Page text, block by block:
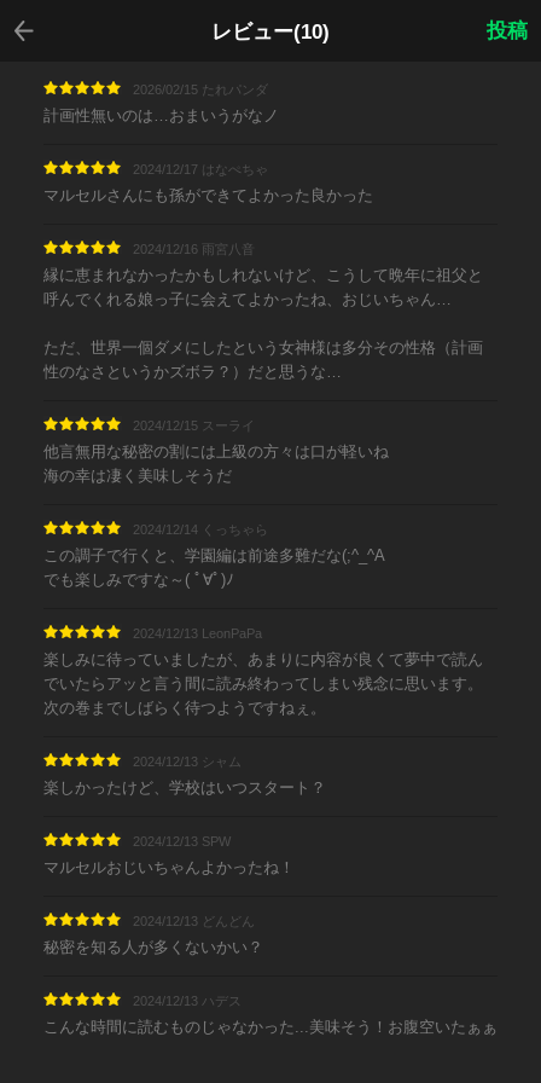
レビュー(10)
戻る
投稿
2026/02/15 たれパンダ
計画性無いのは…おまいうがなノ
2024/12/17 はなぺちゃ
マルセルさんにも孫ができてよかった良かった
2024/12/16 雨宮八音
縁に恵まれなかったかもしれないけど、こうして晩年に祖父と
呼んでくれる娘っ子に会えてよかったね、おじいちゃん…
ただ、世界一個ダメにしたという女神様は多分その性格（計画
性のなさというかズボラ？）だと思うな…
2024/12/15 スーライ
他言無用な秘密の割には上級の方々は口が軽いね
海の幸は凄く美味しそうだ
2024/12/14 くっちゃら
この調子で行くと、学園編は前途多難だな(;^_^A
でも楽しみですな～( ﾟ∀ﾟ)ﾉ
2024/12/13 LeonPaPa
楽しみに待っていましたが、あまりに内容が良くて夢中で読ん
でいたらアッと言う間に読み終わってしまい残念に思います。
次の巻までしばらく待つようですねぇ。
2024/12/13 シャム
楽しかったけど、学校はいつスタート？
2024/12/13 SPW
マルセルおじいちゃんよかったね！
2024/12/13 どんどん
秘密を知る人が多くないかい？
2024/12/13 ハデス
こんな時間に読むものじゃなかった...美味そう！お腹空いたぁぁ